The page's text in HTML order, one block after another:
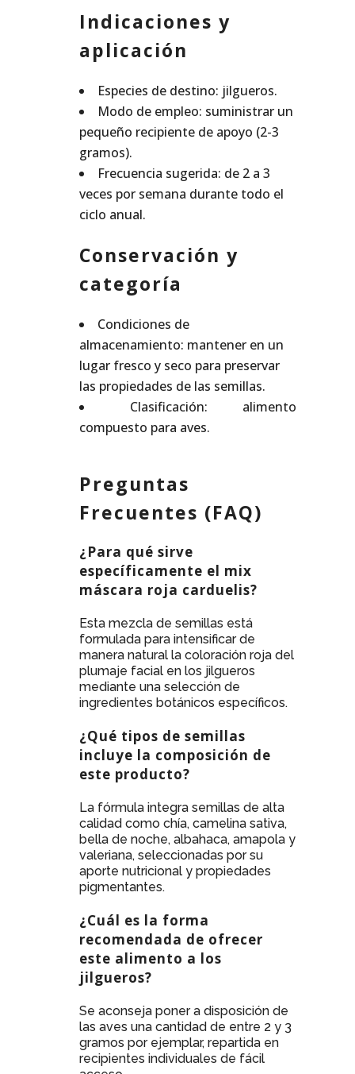
Indicaciones y
aplicación
Especies de destino: jilgueros.
Modo de empleo: suministrar un
pequeño recipiente de apoyo (2-3
gramos).
Frecuencia sugerida: de 2 a 3
veces por semana durante todo el
ciclo anual.
Conservación y
categoría
Condiciones de
almacenamiento: mantener en un
lugar fresco y seco para preservar
las propiedades de las semillas.
Clasificación: alimento
compuesto para aves.
Preguntas
Frecuentes (FAQ)
¿Para qué sirve
específicamente el mix
máscara roja carduelis?
Esta mezcla de semillas está
formulada para intensificar de
manera natural la coloración roja del
plumaje facial en los jilgueros
mediante una selección de
ingredientes botánicos específicos.
¿Qué tipos de semillas
incluye la composición de
este producto?
La fórmula integra semillas de alta
calidad como chía, camelina sativa,
bella de noche, albahaca, amapola y
valeriana, seleccionadas por su
aporte nutricional y propiedades
pigmentantes.
¿Cuál es la forma
recomendada de ofrecer
este alimento a los
jilgueros?
Se aconseja poner a disposición de
las aves una cantidad de entre 2 y 3
gramos por ejemplar, repartida en
recipientes individuales de fácil